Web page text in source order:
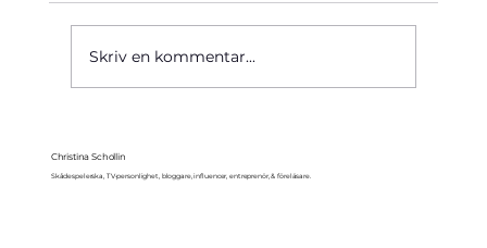
Skriv en kommentar...
Christina Schollin
Skådespelerska, TV-personlighet, bloggare, influencer, entreprenör, & föreläsare.